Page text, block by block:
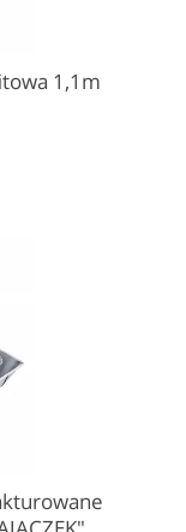
1,1m